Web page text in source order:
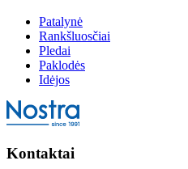
Patalynė
Rankšluosčiai
Pledai
Paklodės
Idėjos
Kontaktai